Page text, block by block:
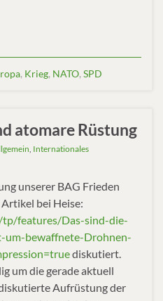
, Krieg, NATO, SPD
atomare Rüstung
, Internationales
unserer BAG Frieden
bei Heise:
features/Das-sind-die-
um-bewaffnete-Drohnen-
diskutiert.
um die gerade aktuell
Aufrüstung der